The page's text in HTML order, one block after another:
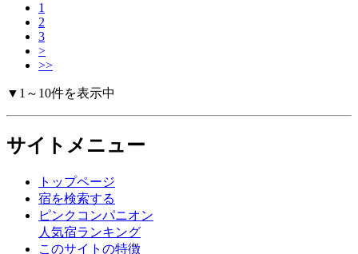
1
2
3
>
>>
▼1～10件を表示中
サイトメニュー
トップページ
宿を検索する
ピンクコンパニオン
人気宿ランキング
このサイトの特徴